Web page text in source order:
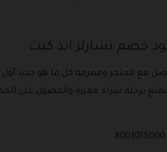
خصم تشارلز اند كيث
مع المتجر ومعرفة كل ما هو جديد
يتمتع برحلة شراء مميزة والحصول على